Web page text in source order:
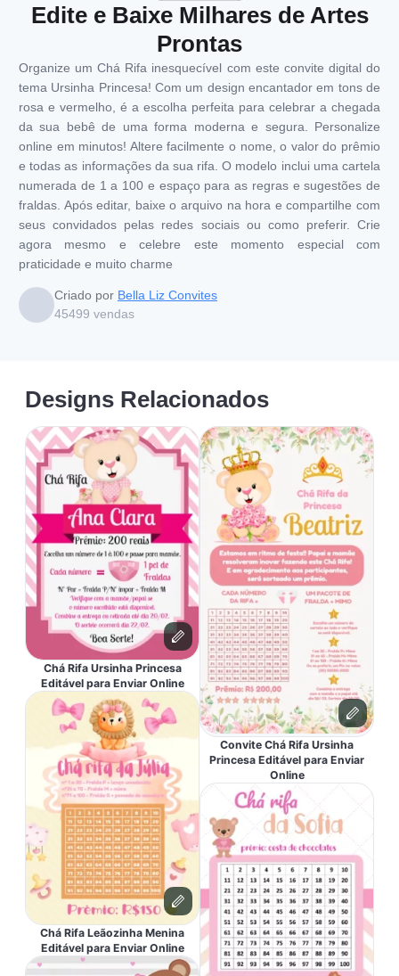
Edite e Baixe Milhares de Artes
Prontas
Organize um Chá Rifa inesquecível com este convite digital do
tema Ursinha Princesa! Com um design encantador em tons de
rosa e vermelho, é a escolha perfeita para celebrar a chegada
da sua bebê de uma forma moderna e segura. Personalize
online em minutos! Altere facilmente o nome, o valor do prêmio
e todas as informações da sua rifa. O modelo inclui uma cartela
numerada de 1 a 100 e espaço para as regras e sugestões de
fraldas. Após editar, baixe o arquivo na hora e compartilhe com
seus convidados pelas redes sociais ou como preferir. Crie
agora mesmo e celebre este momento especial com
praticidade e muito charme
Criado por Bella Liz Convites
45499 vendas
Designs Relacionados
Chá Rifa Ursinha Princesa
Editável para Enviar Online
Chá Rifa Leãozinha Menina
Editável para Enviar Online
Convite Chá Rifa Ursinha
Princesa Editável para Enviar
Online